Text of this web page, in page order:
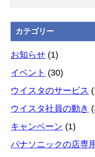
カテゴリー
お知らせ (1)
イベント (30)
ウイスタのサービス
ウイスタ社員の動き
キャンペーン (1)
パナソニックの店専